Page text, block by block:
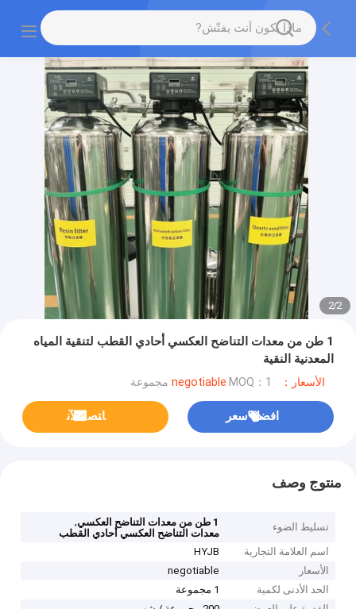
2
/
2
1 طن من معدات التناضح العكسي أحادي القطب لتنقية المياه
المعدنية النقية
الأسعار：negotiable MOQ：1 مجموعة
افضل سعر ﺎﺘﺼﻟ ﺍﻶﻧ
منتوج وصف
تسليط الضوء 1 طن من معدات التناضح العكسي
,
معدات التناضح العكسي أحادي القطب
اسم العلامة التجارية
HYJB
الأسعار
negotiable
الحد الأدنى لكمية
1 مجموعة